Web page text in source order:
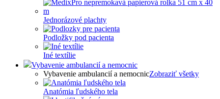
Jednorázové plachty
Podložky pod pacienta
Iné textílie
Vybavenie ambulancií a nemocnic
Vybavenie ambulancií a nemocnicZobraziť všetky
Anatómia ľudského tela